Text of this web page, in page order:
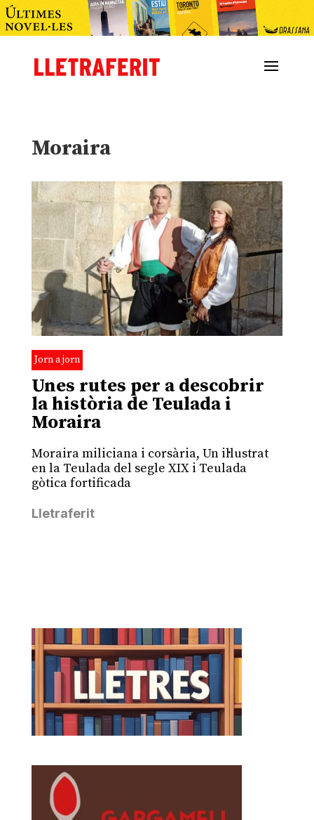
Moraira
Jorn a jorn
Unes rutes per a descobrir
la història de Teulada i
Moraira
Moraira miliciana i corsària, Un il·lustrat
en la Teulada del segle XIX i Teulada
gòtica fortificada
Lletraferit